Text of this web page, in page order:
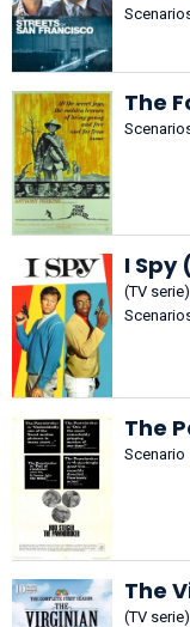
The
I Spy
(TV serie)
The
Scenario
The
(TV serie)